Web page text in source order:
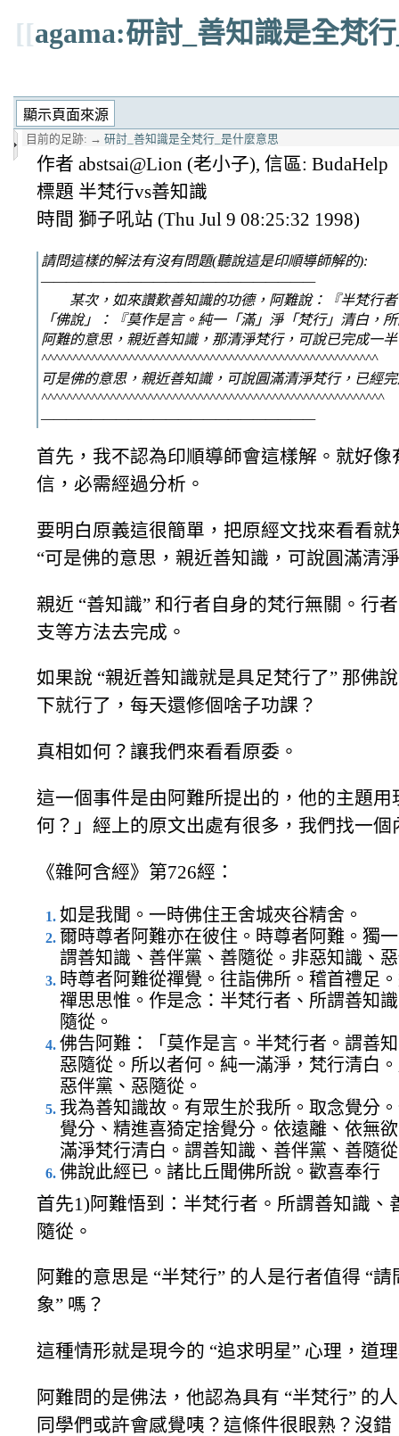
[[agama:研討_善知識是全梵
目前的足跡: → 研討_善知識是全梵行_是什麼意思
作者 abstsai@Lion (老小子), 信區: BudaHelp
標題 半梵行vs善知識
時間 獅子吼站 (Thu Jul 9 08:25:32 1998)
請問這樣的解法有沒有問題(聽說這是印順導師解的):
——————————————————————
某次，如來讚歎善知識的功德，阿難說：『半梵行者
「佛說」：『莫作是言。純一「滿」淨「梵行」清白，
阿難的意思，親近善知識，那清淨梵行，可說已完成一
^^^^^^^^^^^^^^^^^^^^^^^^^^^^^^^^^^^^^^^^^^^^^^^^^^^^^^
可是佛的意思，親近善知識，可說圓滿清淨梵行，已經
^^^^^^^^^^^^^^^^^^^^^^^^^^^^^^^^^^^^^^^^^^^^^^^^^^^^^^^
——————————————————————
首先，我不認為印順導師會這樣解。就好
信，必需經過分析。
要明白原義這很簡單，把原經文找來看看
“可是佛的意思，親近善知識，可說圓滿清
親近 “善知識” 和行者自身的梵行無關。行
支等方法去完成。
如果說 “親近善知識就是具足梵行了” 那佛
下就行了，每天還修個啥子功課？
真相如何？讓我們來看看原委。
這一個事件是由阿難所提出的，他的主題
何？」經上的原文出處有很多，我們找一
《雜阿含經》第726經：
如是我聞。一時佛住王舍城夾谷精舍。
爾時尊者阿難亦在彼住。時尊者阿難。獨
謂善知識、善伴黨、善隨從。非惡知識、
時尊者阿難從禪覺。往詣佛所。稽首禮足
禪思思惟。作是念：半梵行者、所謂善知
隨從。
佛告阿難：「莫作是言。半梵行者。謂善
惡隨從。所以者何。純一滿淨，梵行清白
惡伴黨、惡隨從。
我為善知識故。有眾生於我所。取念覺分
覺分、精進喜猗定捨覺分。依遠離、依無
滿淨梵行清白。謂善知識、善伴黨、善隨
佛說此經已。諸比丘聞佛所說。歡喜奉行
首先1)阿難悟到：半梵行者。所謂善知識
隨從。
阿難的意思是 “半梵行” 的人是行者值得 “
象” 嗎？
這種情形就是現今的 “追求明星” 心理，道
阿難問的是佛法，他認為具有 “半梵行” 的
同學們或許會感覺咦？這條件很眼熟？沒